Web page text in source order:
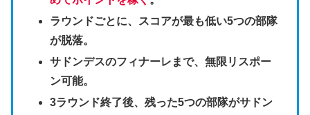
ラウンドごとに、スコアが最も低い5つの部隊
が脱落。
サドンデスのフィナーレまで、無限リスポー
ン可能。
3ラウンド終了後、残った5つの部隊がサドン